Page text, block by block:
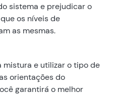
sistema e prejudicar o
os níveis de
as mesmas.
mistura e utilizar o tipo de
orientações do
garantirá o melhor